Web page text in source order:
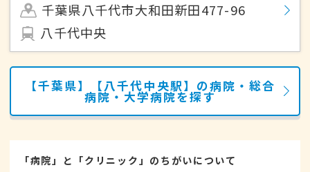
千葉県八千代市大和田新田477-96
八千代中央
【千葉県】【八千代中央駅】の病院・総合
病院・大学病院を探す
「病院」と「クリニック」のちがいについて